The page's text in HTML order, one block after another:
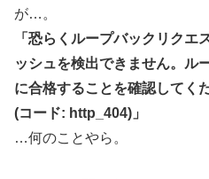
が…。
「恐らくループバックリクエ
ッシュを検出できません。ル
に合格することを確認してく
(コード: http_404)」
…何のことやら。